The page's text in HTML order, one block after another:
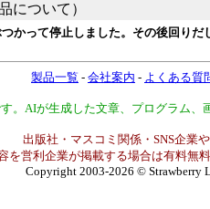
について）
かって停止しました。その後回りだ
製品一覧 - 会社案内 - よくある質
。AIが生成した文章、プログラム
出版社・マスコミ関係・SNS企業
を営利企業が掲載する場合は有料無
Copyright 2003-2026 © Strawberry